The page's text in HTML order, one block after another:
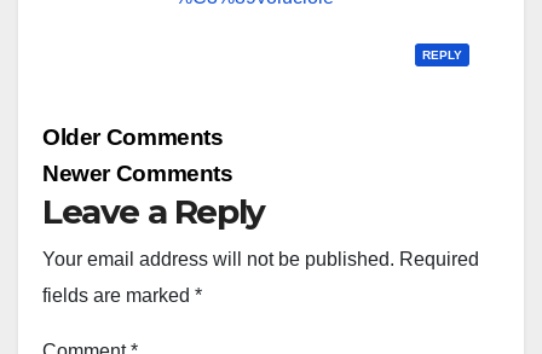
REPLY
Comment
Older Comments
Newer Comments
Leave a Reply
Your email address will not be published. Required
fields are marked *